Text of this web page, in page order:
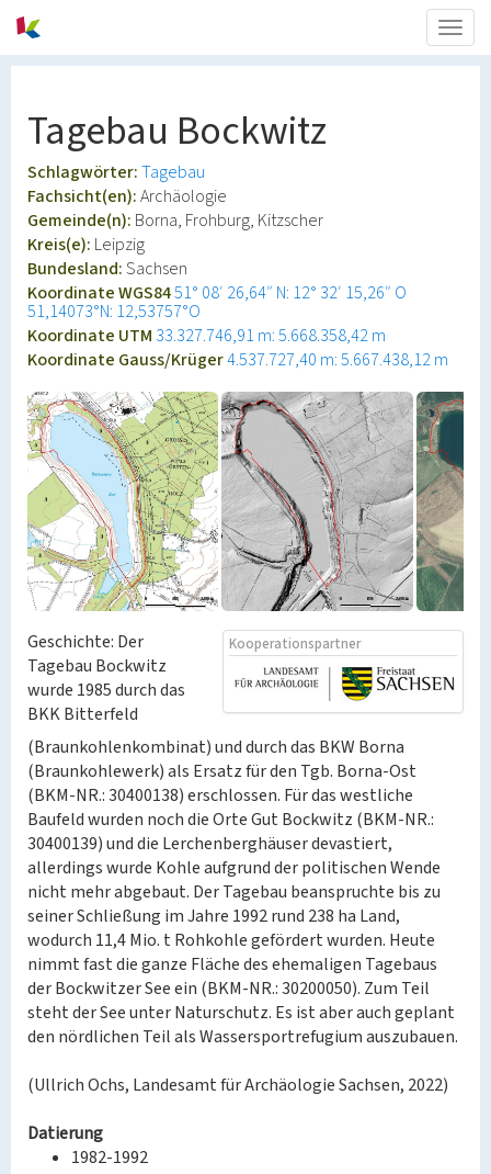
Tagebau Bockwitz
Schlagwörter:Tagebau
Fachsicht(en):Archäologie
Gemeinde(n): Borna, Frohburg, Kitzscher
Kreis(e): Leipzig
Bundesland:Sachsen
Koordinate WGS8451° 08′ 26,64″ N: 12° 32′ 15,26″ O
51,14073°N: 12,53757°O
Koordinate UTM 33.327.746,91 m: 5.668.358,42 m
Koordinate Gauss/Krüger4.537.727,40 m: 5.667.438,12 m
Kooperationspartner
Geschichte: Der
Tagebau Bockwitz
wurde 1985 durch das
BKK Bitterfeld
(Braunkohlenkombinat) und durch das BKW Borna
(Braunkohlewerk) als Ersatz für den Tgb. Borna-Ost
(BKM-NR.: 30400138) erschlossen. Für das westliche
Baufeld wurden noch die Orte Gut Bockwitz (BKM-NR.:
30400139) und die Lerchenberghäuser devastiert,
allerdings wurde Kohle aufgrund der politischen Wende
nicht mehr abgebaut. Der Tagebau beanspruchte bis zu
seiner Schließung im Jahre 1992 rund 238 ha Land,
wodurch 11,4 Mio. t Rohkohle gefördert wurden. Heute
nimmt fast die ganze Fläche des ehemaligen Tagebaus
der Bockwitzer See ein (BKM-NR.: 30200050). Zum Teil
steht der See unter Naturschutz. Es ist aber auch geplant
den nördlichen Teil als Wassersportrefugium auszubauen.
(Ullrich Ochs, Landesamt für Archäologie Sachsen, 2022)
Datierung
1982-1992